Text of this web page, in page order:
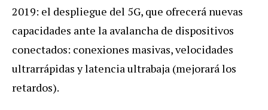
2019: el despliegue del 5G, que ofrecerá nuevas
capacidades ante la avalancha de dispositivos
conectados: conexiones masivas, velocidades
ultrarrápidas y latencia ultrabaja (mejorará los
retardos).